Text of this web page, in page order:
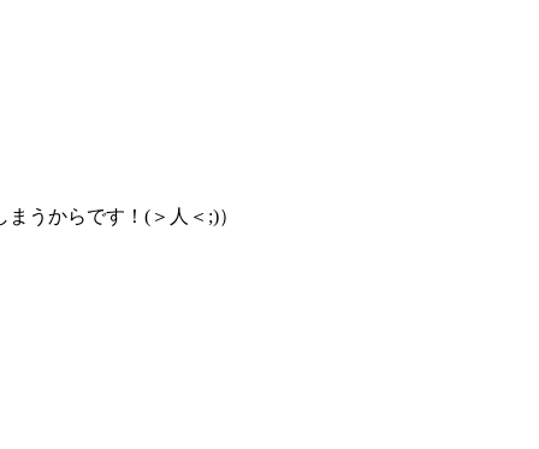
まうからです！(＞人＜;)）